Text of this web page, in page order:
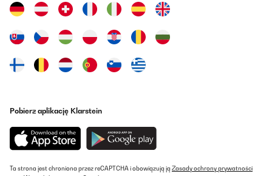
Tłumacz
Der Kühlschrank ist soweit in Ordnung, macht so gut wie keine
Geräusche und ist gut beleuchtet. Bei kleinster Einstellung des
Thermostaten, kühlt er beständig bis 13° Grad runter. Aber, wenn
die Tür geöffnet wird, schiebt der Kühlschrank hin und her und
kippt nach vorne. Ist ja kein Mangel, ich kann das Gerät
Pobierz aplikację Klarstein
Ta strona jest chroniona przez reCAPTCHA i obowiązują ją Zasady ochrony prywatności